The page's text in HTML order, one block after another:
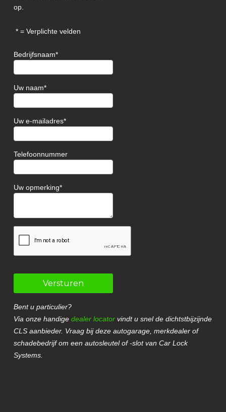
op.
= Verplichte velden
Bedrijfsnaam
Uw naam
Uw e-mailadres
Telefoonnummer
Uw opmerking
Versturen
Bent u particulier?
Via onze handigedealer locator vindt u snel de dichtstbijzijnde
CLS aanbieder. Vraag bij deze autogarage, merkdealer of
schadebedrijf om een autosleutel of -slot van Car Lock
Systems.